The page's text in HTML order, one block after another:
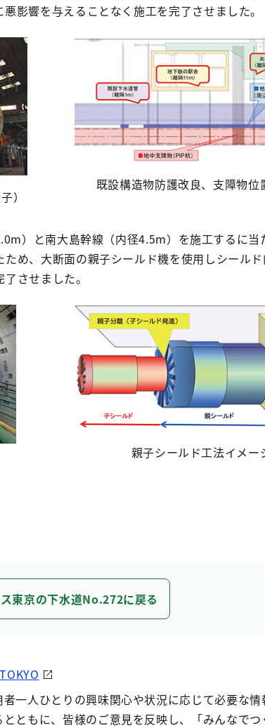
影響を与えることなく施工を完了させました。
）
既設構造物防護改良、支障物位
）と南大島幹線（内径4.5m）を施工するに当
め、大断面の親子シールド機を使用しシール
させました。
親子シールド工法イメー
東京の下水道No.272に戻る
者一人ひとりの興味関心や状況に応じて必要な情
とともに、皆様のご意見を反映し、「みんなでつ